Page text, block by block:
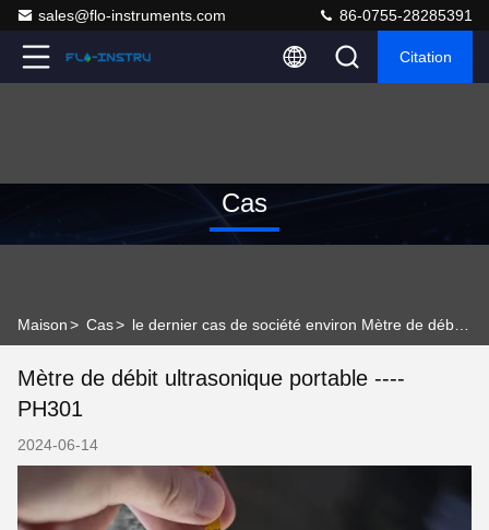
sales@flo-instruments.com 86-0755-28285391
Citation
Cas
Maison> Cas>
Mètre de débit ultrasonique portable ----
PH301
2024-06-14